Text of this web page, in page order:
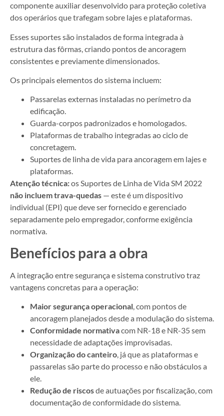
componente auxiliar desenvolvido para proteção coletiva
dos operários que trafegam sobre lajes e plataformas.
Esses suportes são instalados de forma integrada à
estrutura das fôrmas, criando pontos de ancoragem
consistentes e previamente dimensionados.
Os principais elementos do sistema incluem:
Passarelas externas instaladas no perímetro da
edificação.
Guarda-corpos padronizados e homologados.
Plataformas de trabalho integradas ao ciclo de
concretagem.
Suportes de linha de vida para ancoragem em lajes e
plataformas.
Atenção técnica:os Suportes de Linha de Vida SM 2022
não incluem trava-quedas — este é um dispositivo
individual (EPI) que deve ser fornecido e gerenciado
separadamente pelo empregador, conforme exigência
normativa.
Benefícios para a obra
A integração entre segurança e sistema construtivo traz
vantagens concretas para a operação:
Maior segurança operacional, com pontos de
ancoragem planejados desde a modulação do sistema.
Conformidade normativacom NR-18 e NR-35 sem
necessidade de adaptações improvisadas.
Organização do canteiro, já que as plataformas e
passarelas são parte do processo e não obstáculos a
ele.
Redução de riscosde autuações por fiscalização, com
documentação de conformidade do sistema.